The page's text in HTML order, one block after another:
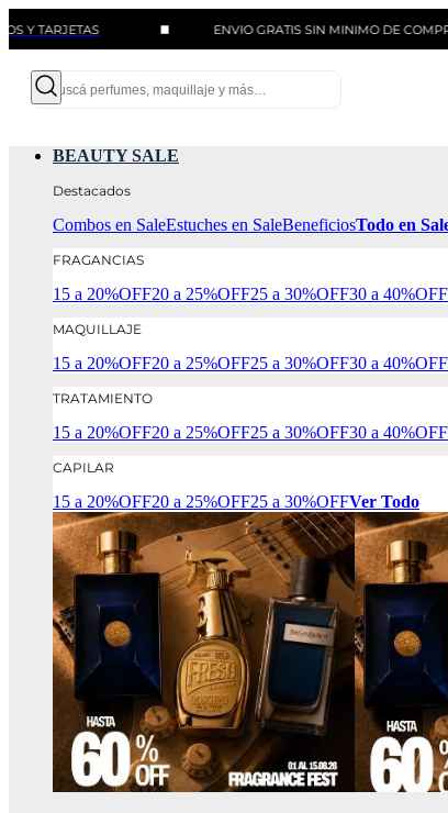
ENVIO GRATIS SIN MINIMO DE COMPRA
BEAUTY SALE
Destacados
Combos en SaleEstuches en SaleBeneficiosTodo en
FRAGANCIAS
15 a 20%OFF20 a 25%OFF25 a 30%OFF30 a 40%OFF
MAQUILLAJE
15 a 20%OFF20 a 25%OFF25 a 30%OFF30 a 40%OFF
TRATAMIENTO
15 a 20%OFF20 a 25%OFF25 a 30%OFF30 a 40%OFF
CAPILAR
15 a 20%OFF20 a 25%OFF25 a 30%OFFVer Todo